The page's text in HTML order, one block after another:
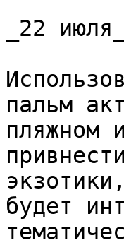
_22 июля_
пальм
пляжном
будет